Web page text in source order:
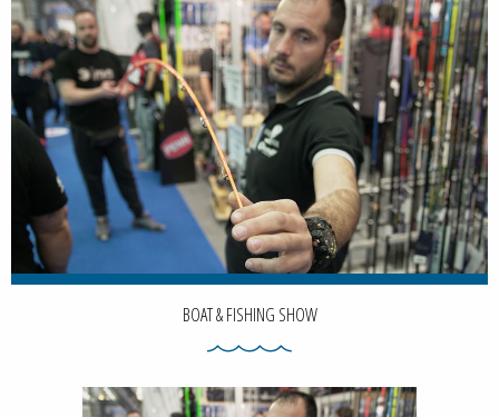
BOAT & FISHING SHOW